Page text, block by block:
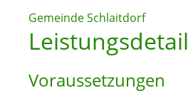
Gemeinde Schlaitdorf
Voraussetzungen